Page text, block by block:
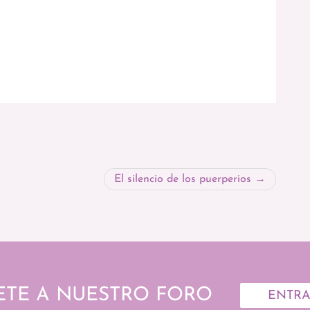
El silencio de los puerperios
A NUESTRO FORO